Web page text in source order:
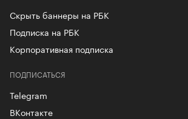
Скрыть баннеры на РБК
Подписка на РБК
Корпоративная подписка
ПОДПИСАТЬСЯ
Telegram
ВКонтакте